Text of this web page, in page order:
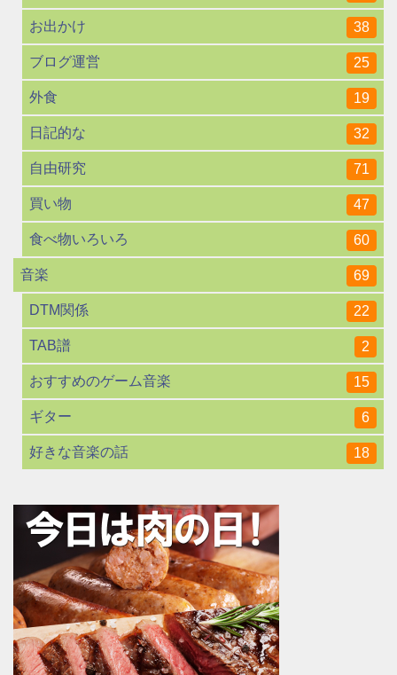
お出かけ 38
ブログ運営 25
外食 19
日記的な 32
自由研究 71
買い物 47
食べ物いろいろ 60
音楽 69
DTM関係 22
TAB譜 2
おすすめのゲーム音楽 15
ギター 6
好きな音楽の話 18